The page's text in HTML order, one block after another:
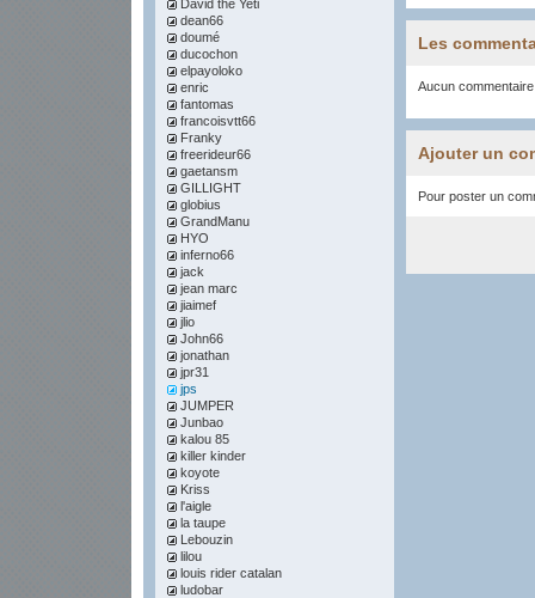
David the Yeti
dean66
doumé
ducochon
elpayoloko
enric
fantomas
francoisvtt66
Franky
freerideur66
gaetansm
GILLIGHT
globius
GrandManu
HYO
inferno66
jack
jean marc
jiaimef
jlio
John66
jonathan
jpr31
jps
JUMPER
Junbao
kalou 85
killer kinder
koyote
Kriss
l'aigle
la taupe
Lebouzin
lilou
louis rider catalan
ludobar
Les
Aucun
Ajouter un
Pour poster un